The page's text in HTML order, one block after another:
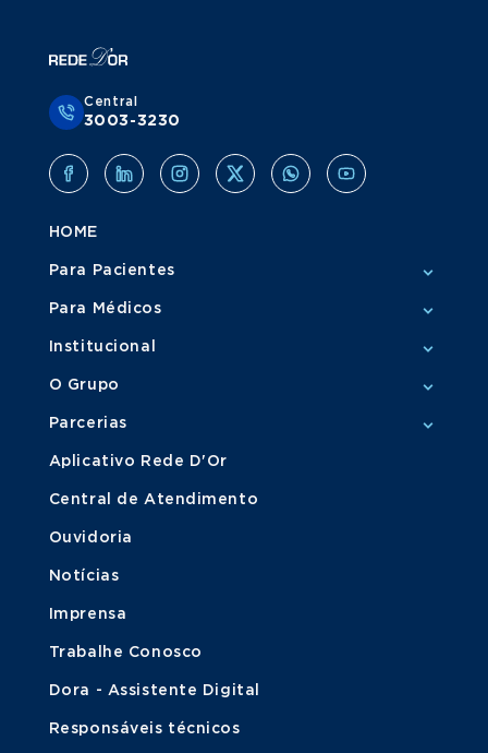
Central
3003-3230
HOME
Para Pacientes
Para Médicos
Institucional
O Grupo
Parcerias
Aplicativo Rede D'Or
Central de Atendimento
Ouvidoria
Notícias
Imprensa
Trabalhe Conosco
Dora - Assistente Digital
Responsáveis técnicos